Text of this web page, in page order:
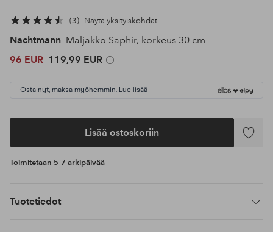
3 Näytä yksityiskohdat
Nachtmann Maljakko Saphir, korkeus 30 cm
96 EUR 119,99 EUR
Osta nyt, maksa myöhemmin. Lue lisää
Lisää ostoskoriin
Lisää
Toimitetaan 5-7 arkipäivää
Tuotetiedot